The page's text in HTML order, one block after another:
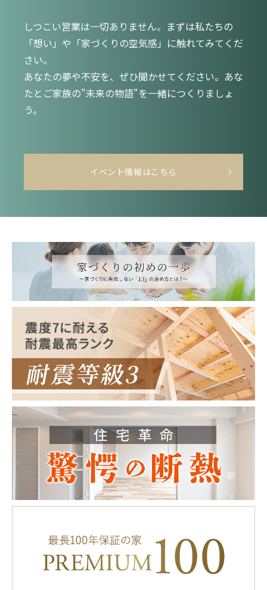
しつこい営業は一切ありません。まずは私たちの
「想い」や「家づくりの空気感」に触れてみてくだ
さい。
あなたの夢や不安を、ぜひ聞かせてください。あな
たとご家族の"未来の物語"を一緒につくりましょ
う。
イベント情報はこちら